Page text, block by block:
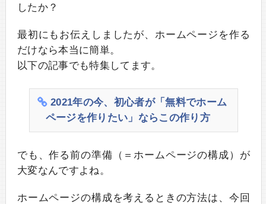
したか？
最初にもお伝えしましたが、ホームページを作る
だけなら本当に簡単。
以下の記事でも特集してます。
2021年の今、初心者が「無料でホーム
ページを作りたい」ならこの作り方
でも、作る前の準備（＝ホームページの構成）が
大変なんですよね。
ホームページの構成を考えるときの方法は、今回